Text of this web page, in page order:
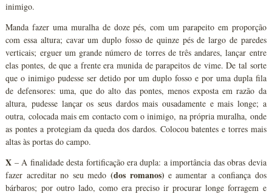
inimigo.
Manda fazer uma muralha de doze pés, com um parapeito em proporção
com essa altura; cavar um duplo fosso de quinze pés de largo de paredes
verticais; erguer um grande número de torres de três andares, lançar entre
elas pontes, de que a frente era munida de parapeitos de vime. De tal sorte
que o inimigo pudesse ser detido por um duplo fosso e por uma dupla fila
de defensores: uma, que do alto das pontes, menos exposta em razão da
altura, pudesse lançar os seus dardos mais ousadamente e mais longe; a
outra, colocada mais em contacto com o inimigo, na própria muralha, onde
as pontes a protegiam da queda dos dardos. Colocou batentes e torres mais
altas às portas do campo.
X – A finalidade desta fortificação era dupla: a importância das obras devia
fazer acreditar no seu medo(dos romanos) e aumentar a confiança dos
bárbaros; por outro lado, como era preciso ir procurar longe forragem e